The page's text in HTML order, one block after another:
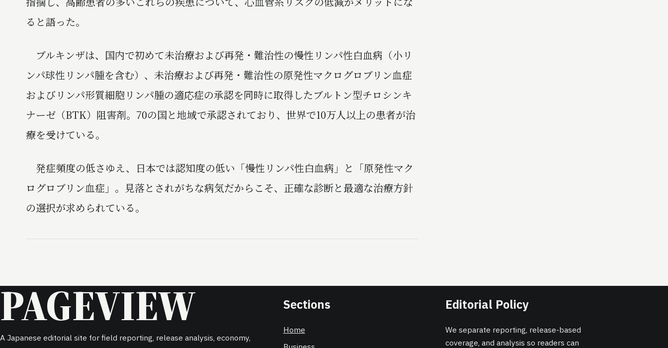
ると語った。
ブルキンザは、国内で初めて未治療および再発・難治性の慢性リンパ性⽩⾎病（⼩リ
ンパ球性リンパ腫を含む）、未治療および再発・難治性の原発性マクログロブリン⾎症
およびリンパ形質細胞リンパ腫の適応症の承認を同時に取得したブルトン型チロシンキ
ナーゼ（BTK）阻害剤。70の国と地域で承認されており、世界で10万人以上の患者が治
療を受けている。
発症頻度の低さゆえ、日本では認知度の低い「慢性リンパ性白血病」と「原発性マク
ログロブリン血症」。見落とされがちな病気だからこそ、正確な診断と最適な治療方針
の選択が求められている。
PAGEVIEW
A Japanese editorial site for field reporting, release analysis, economy,
Sections
Home
Editorial Policy
We separate reporting, release-based
coverage, and analysis so readers can